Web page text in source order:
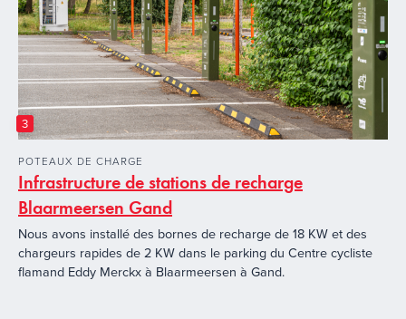
3
POTEAUX DE CHARGE
Infrastructure de stations de recharge
Blaarmeersen Gand
Nous avons installé des bornes de recharge de 18 KW et des
chargeurs rapides de 2 KW dans le parking du Centre cycliste
flamand Eddy Merckx à Blaarmeersen à Gand.